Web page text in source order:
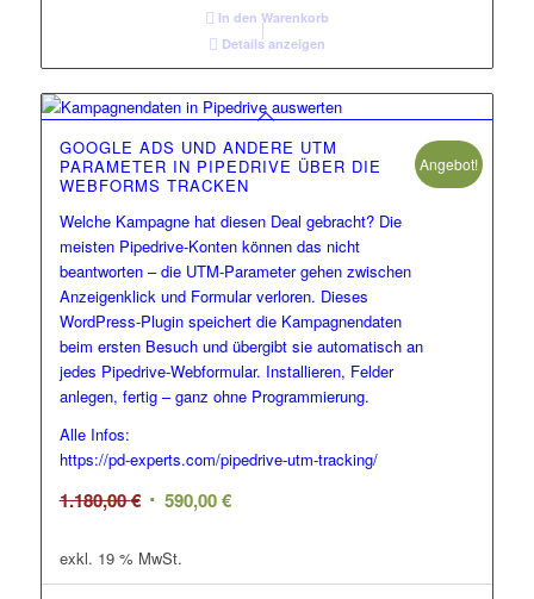
In den Warenkorb
Details anzeigen
GOOGLE ADS UND ANDERE UTM
PARAMETER IN PIPEDRIVE ÜBER DIE
WEBFORMS TRACKEN
Welche Kampagne hat diesen Deal gebracht? Die
meisten Pipedrive-Konten können das nicht
beantworten – die UTM-Parameter gehen zwischen
Anzeigenklick und Formular verloren. Dieses
WordPress-Plugin speichert die Kampagnendaten
beim ersten Besuch und übergibt sie automatisch an
jedes Pipedrive-Webformular. Installieren, Felder
anlegen, fertig – ganz ohne Programmierung.
Alle Infos:
https://pd-experts.com/pipedrive-utm-tracking/
1.180,00€ Ursprünglicher
war:
1.180,00 €
590,00€Aktueller
590,00 €.
Angebot!
exkl. 19 % MwSt.